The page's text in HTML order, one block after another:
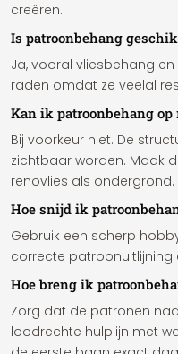
creëren.
Is patroonbehang
Ja, vooral vliesbehang
raden omdat ze veelal
Kan ik patroonbehang op
Bij voorkeur niet. De
zichtbaar worden. Maak
renovlies als ondergrond.
Hoe snijd ik
Gebruik een scherp
correcte patroonuitlijning
Hoe breng ik
Zorg dat de patronen
loodrechte hulplijn met